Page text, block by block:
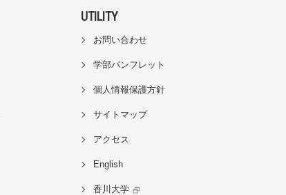
UTILITY
お問い合わせ
学部パンフレット
個人情報保護方針
サイトマップ
アクセス
English
香川大学